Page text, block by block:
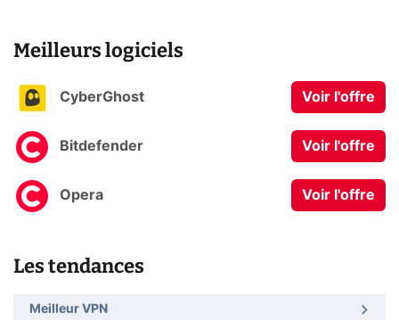
Meilleurs logiciels
CyberGhost Voir l'offre
Bitdefender Voir l'offre
Opera Voir l'offre
Les tendances
Meilleur VPN